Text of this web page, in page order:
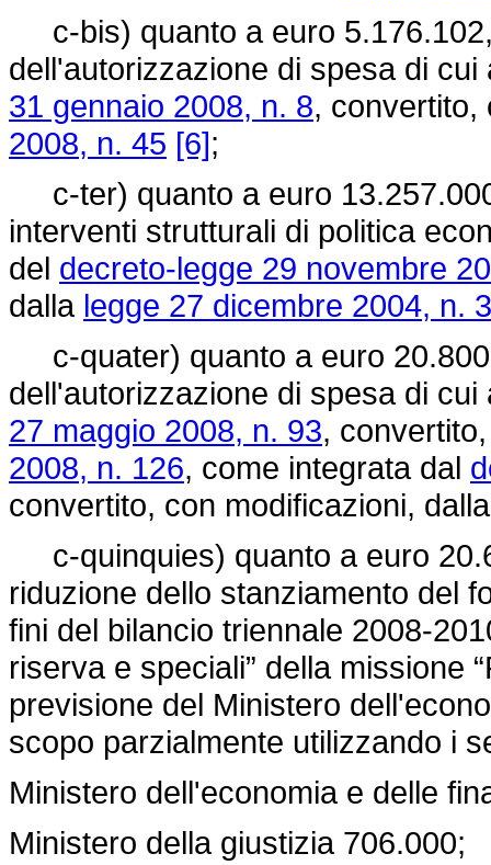
c-bis) quanto a euro
dell'autorizzazione di spesa di
31 gennaio 2008, n. 8,
2008, n. 45 [6];
c-ter) quanto a euro
interventi strutturali di politica
del decreto-legge 29 novembre
dalla legge 27 dicembre 2004, n.
c-quater) quanto a euro
dell'autorizzazione di spesa di
27 maggio 2008, n. 93,
2008, n. 126, come integrata dal
convertito, con modificazioni,
c-quinquies) quanto a euro
riduzione dello stanziamento del
fini del bilancio triennale 2008-
riserva e speciali” della missione
previsione del Ministero
scopo parzialmente utilizzando i
Ministero dell'economia e delle
Ministero della giustizia 706.000;